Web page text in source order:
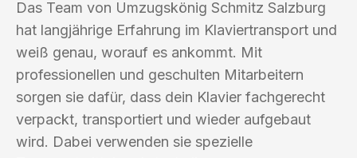
Das Team von Umzugskönig Schmitz Salzburg
hat langjährige Erfahrung im Klaviertransport und
weiß genau, worauf es ankommt. Mit
professionellen und geschulten Mitarbeitern
sorgen sie dafür, dass dein Klavier fachgerecht
verpackt, transportiert und wieder aufgebaut
wird. Dabei verwenden sie spezielle